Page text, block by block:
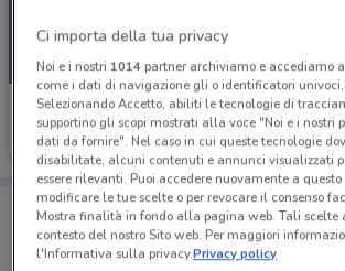
Echo
Scade il 31/12
Porta DoveConviene sempre con te!
Puoi trovare le migliori offerte dei
salvarle e creare la tua lista del
dal tuo cellulare.
Ci importa della tua privacy
Noi e i nostri 1014partner archiviamo e accediamo
come i dati di navigazione gli o identificatori
Selezionando Accetto, abiliti le tecnologie di
supportino gli scopi mostrati alla voce "Noi e i nostri
dati da fornire". Nel caso in cui queste tecnologie
disabilitate, alcuni contenuti e annunci visualizzati
essere rilevanti. Puoi accedere nuovamente a
modificare le tue scelte o per revocare il consenso
Mostra finalità in fondo alla pagina web. Tali scelte
contesto del nostro Sito web. Per maggiori
l'Informativa sulla privacy.Privacy policy